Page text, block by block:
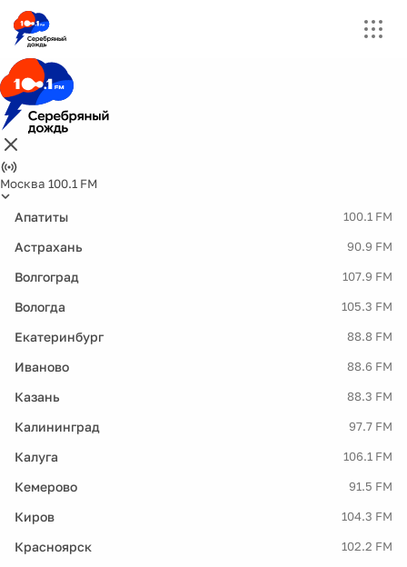
Москва 100.1 FM
Апатиты 100.1 FM
Астрахань 90.9 FM
Волгоград 107.9 FM
Вологда 105.3 FM
Екатеринбург 88.8 FM
Иваново 88.6 FM
Казань 88.3 FM
Калининград 97.7 FM
Калуга 106.1 FM
Кемерово 91.5 FM
Киров 104.3 FM
Красноярск 102.2 FM